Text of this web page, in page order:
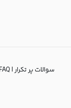
سوالات پر تکرار | FAQ